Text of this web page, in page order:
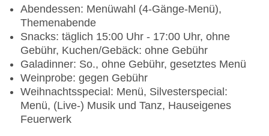
Abendessen: Menüwahl (4-Gänge-Menü),
Themenabende
Snacks: täglich 15:00 Uhr - 17:00 Uhr, ohne
Gebühr, Kuchen/Gebäck: ohne Gebühr
Galadinner: So., ohne Gebühr, gesetztes Menü
Weinprobe: gegen Gebühr
Weihnachtsspecial: Menü, Silvesterspecial:
Menü, (Live-) Musik und Tanz, Hauseigenes
Feuerwerk